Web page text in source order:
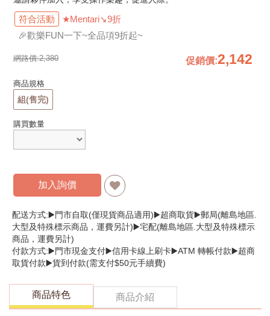
符合活動
★Mentari↘9折
🎉歡樂FUN一下~全品項9折起~
網路價:2,380 促銷價:2,142
商品規格
組(售完)
購買數量
加入詢價
配送方式:▶️門市自取(僅現貨商品適用)▶️超商取貨▶️郵局(離島地區.
大型及特殊標示商品，運費另計)▶️宅配(離島地區.大型及特殊標示
商品，運費另計)
付款方式:▶️門市現金支付▶️信用卡線上刷卡▶️ATM 轉帳付款▶️超商
取貨付款▶️貨到付款(需支付$50元手續費)
商品特色 商品介紹